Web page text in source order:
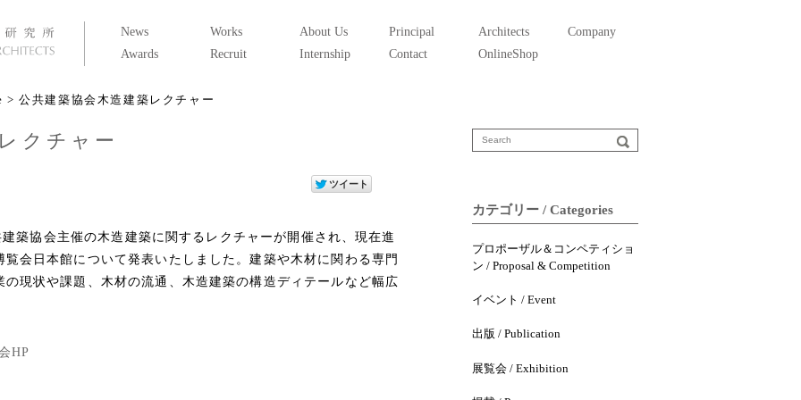
News Works About Us Principal Architects
Company
Awards
Recruit Internship Contact OnlineShop
> 公共建築協会木造建築レクチャー
クチャー
築協会主催の木造建築に関するレクチャーが開催され、現在進
会日本館について発表いたしました。建築や木材に関わる専門
現状や課題、木材の流通、木造建築の構造ディテールなど幅広
HP
カテゴリー / Categories
プロポーザル＆コンペティショ
ン / Proposal & Competition
イベント / Event
出版 / Publication
展覧会 / Exhibition